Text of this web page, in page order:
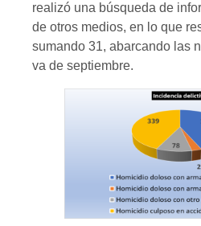
realizó una búsqueda de
de otros medios, en lo que
sumando 31, abarcando las
va de septiembre.